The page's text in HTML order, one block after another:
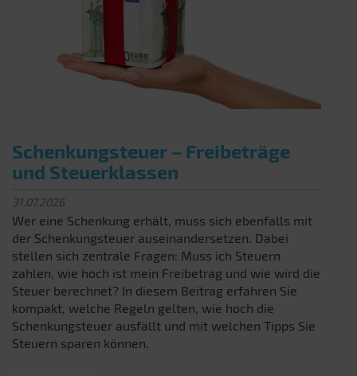
Schenkungsteuer – Freibeträge
und Steuerklassen
31.07.2026
Wer eine Schenkung erhält, muss sich ebenfalls mit
der Schenkungsteuer auseinandersetzen. Dabei
stellen sich zentrale Fragen: Muss ich Steuern
zahlen, wie hoch ist mein Freibetrag und wie wird die
Steuer berechnet? In diesem Beitrag erfahren Sie
kompakt, welche Regeln gelten, wie hoch die
Schenkungsteuer ausfällt und mit welchen Tipps Sie
Steuern sparen können.